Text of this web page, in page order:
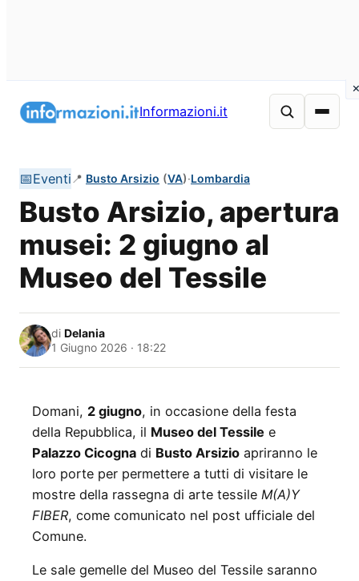
Informazioni.it
📅Eventi 📍 Busto Arsizio (VA)·Lombardia
Busto Arsizio, apertura
musei: 2 giugno al
Museo del Tessile
di Delania
1 Giugno 2026 · 18:22
Domani, 2 giugno, in occasione della festa
della Repubblica, il Museo del Tessile e
Palazzo Cicogna di Busto Arsizio apriranno le
loro porte per permettere a tutti di visitare le
mostre della rassegna di arte tessile M(A)Y
FIBER, come comunicato nel post ufficiale del
Comune.
Le sale gemelle del Museo del Tessile saranno